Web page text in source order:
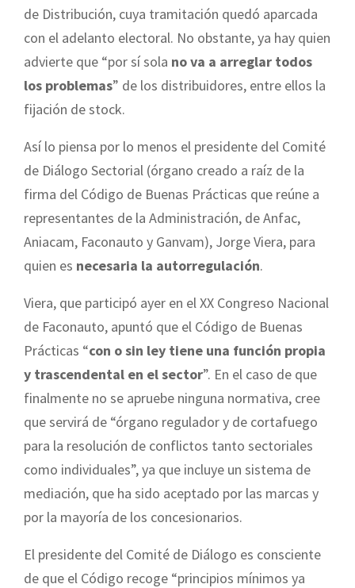
de Distribución, cuya tramitación quedó aparcada
con el adelanto electoral. No obstante, ya hay quien
advierte que “por sí sola no va a arreglar todos
los problemas” de los distribuidores, entre ellos la
fijación de stock.
Así lo piensa por lo menos el presidente del Comité
de Diálogo Sectorial (órgano creado a raíz de la
firma del Código de Buenas Prácticas que reúne a
representantes de la Administración, de Anfac,
Aniacam, Faconauto y Ganvam), Jorge Viera, para
quien es necesaria la autorregulación.
Viera, que participó ayer en el XX Congreso Nacional
de Faconauto, apuntó que el Código de Buenas
Prácticas “con o sin ley tiene una función propia
y trascendental en el sector”. En el caso de que
finalmente no se apruebe ninguna normativa, cree
que servirá de “órgano regulador y de cortafuego
para la resolución de conflictos tanto sectoriales
como individuales”, ya que incluye un sistema de
mediación, que ha sido aceptado por las marcas y
por la mayoría de los concesionarios.
El presidente del Comité de Diálogo es consciente
de que el Código recoge “principios mínimos ya